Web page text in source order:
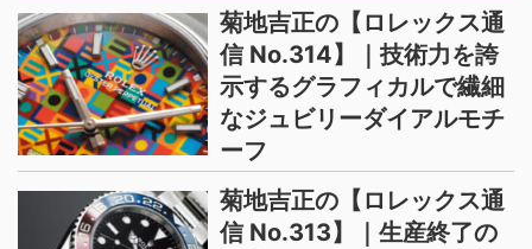
菊地吉正の【ロレックス通
信 No.314】｜技術力を誇
示するグラフィカルで繊細
なジュビリーダイアルモチ
ーフ
菊地吉正の【ロレックス通
信 No.313】｜生産終了の